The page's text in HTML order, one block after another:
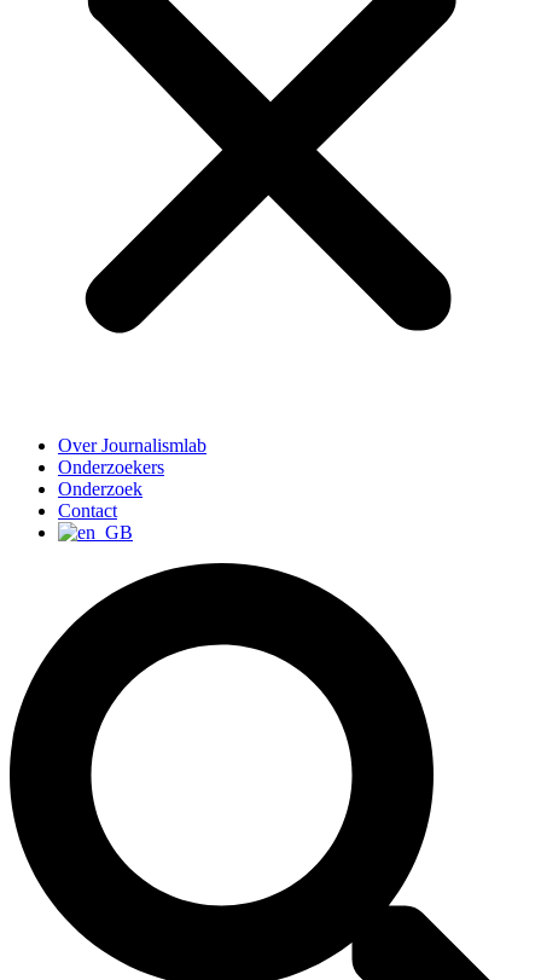
Over Journalismlab
Onderzoekers
Onderzoek
Contact